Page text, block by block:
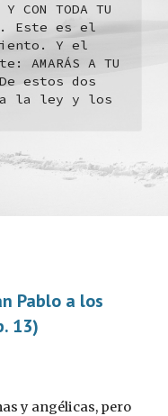
Y CON TODA TU
Este es el
Y el
AMARÁS A TU
De estos dos
la ley y los
Pablo a los
13)
y angélicas, pero